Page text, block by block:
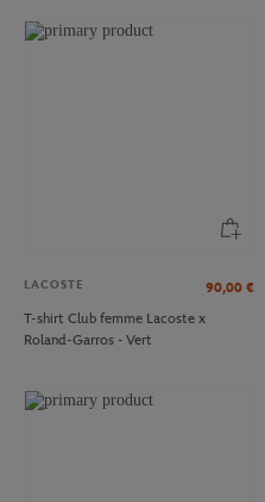
LACOSTE 90,00 €
T-shirt Club femme Lacoste x
Roland-Garros - Vert